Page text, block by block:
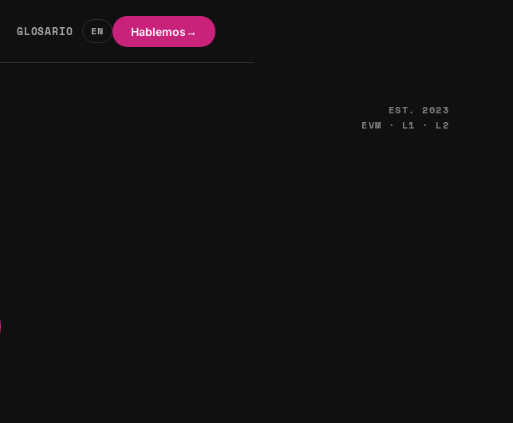
GLOSARIO EN Hablemos→
EST. 2023
EVM · L1 · L2